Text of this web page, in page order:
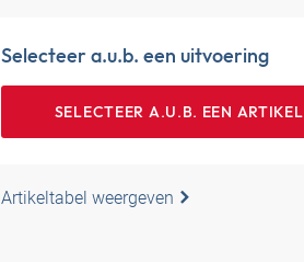
Selecteer a.u.b. een uitvoering
SELECTEER A.U.B. EEN ARTIKEL
Artikeltabel weergeven